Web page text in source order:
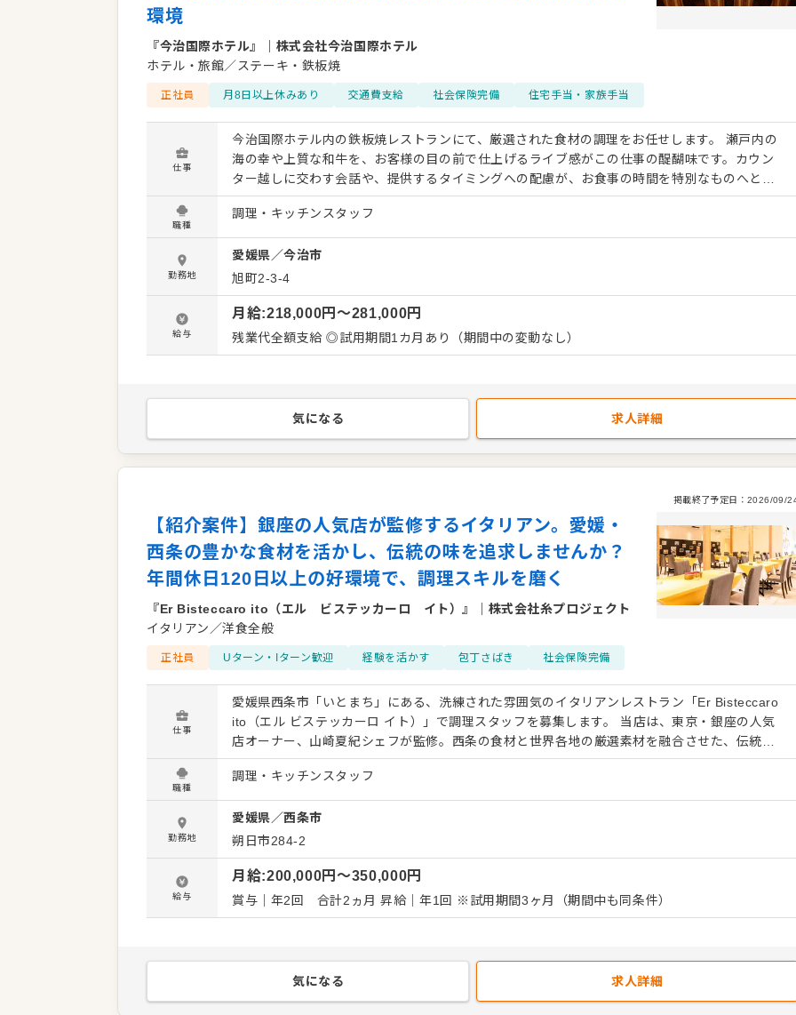
環境
『今治国際ホテル』
株式会社今治国際ホテル
ホテル・旅館／ステーキ・鉄板焼
正社員 月8日以上休みあり 交通費支給 社会保険完備 住宅手当・家族手当
仕事
今治国際ホテル内の鉄板焼レストランにて、厳選された食材の調理をお任せします。 瀬戸内の
海の幸や上質な和牛を、お客様の目の前で仕上げるライブ感がこの仕事の醍醐味です。カウン
ター越しに交わす会話や、提供するタイミングへの配慮が、お食事の時間を特別なものへと昇
華させます。 単に焼くだけではなく、食材の魅力を引き出す繊細な技術と、一流ホテルにふさ
わしい接客マナーが磨かれる環境です。経験の浅い方は、仕込みや盛り付けなどの基礎から着
実に技術を習得できます。ベテランの方には、メニュー考案や原価管理といった運営面でも手
腕を振るっていただくことを期待します。地元の皆様に愛され、国内外の観光客も訪れる場所
で、食を通じた最高のおもてなしを追求できます。 ＜おすすめポイント＞ 地域を代表するラン
ドマークホテルで、安定した雇用環境のもとスキルアップを図れます。各種手当や福利厚生が
充実しており、将来を見据えて腰を据えて働ける職場です。鉄板焼きという専門性の高い技術
を身につけることで、調理師としての市場価値を高められます。一流の技術と接客を学びたい
方に適した舞台です。
職種
調理・キッチンスタッフ
勤務地
愛媛県／今治市
旭町2-3-4
給与
月給:218,000円〜281,000円
残業代全額支給 ◎試用期間1カ月あり（期間中の変動なし）
気になる 求人詳細
掲載終了予定日： 2026/09/
【紹介案件】銀座の人気店が監修するイタリアン。愛媛・
西条の豊かな食材を活かし、伝統の味を追求しませんか？
年間休日120日以上の好環境で、調理スキルを磨く
『Er Bisteccaro ito（エル ビステッカーロ イト）』
株式会社糸プロジェクト
イタリアン／洋食全般
正社員 Uターン・Iターン歓迎 経験を活かす 包丁さばき 社会保険完備
仕事
愛媛県西条市「いとまち」にある、洗練された雰囲気のイタリアンレストラン「Er Bisteccaro
ito（エル ビステッカーロ イト）」で調理スタッフを募集します。 当店は、東京・銀座の人気
店オーナー、山崎夏紀シェフが監修。西条の食材と世界各地の厳選素材を融合させた、伝統的
なイタリア料理を提供しています。 地元食材を中心に世界各国よりすぐりの食材を使用する洗
練された雰囲気のイタリア料理レストランで調理業務をお任せします。 運営するのは、株式会
社糸プロジェクト。 愛媛県西条市で展開されている「いとまち」というまちづくりプロジェク
トの運営会社です。株式会社アドバンテックの100％子会社であり、サステナブルな商業施設を
運営しています。具体的には、産直市「いとまちマルシェ」や、本格イタリア料理店「Er
Bisteccaro ito」などを展開しています。
職種
調理・キッチンスタッフ
勤務地
愛媛県／西条市
朔日市284-2
給与
月給:200,000円〜350,000円
賞与｜年2回 合計2ヵ月 昇給｜年1回 ※試用期間3ヶ月（期間中も同条件）
気になる 求人詳細